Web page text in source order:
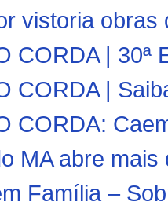
vistoria obras
CORDA | 30ª
CORDA |
CORDA:
MA abre
Família –